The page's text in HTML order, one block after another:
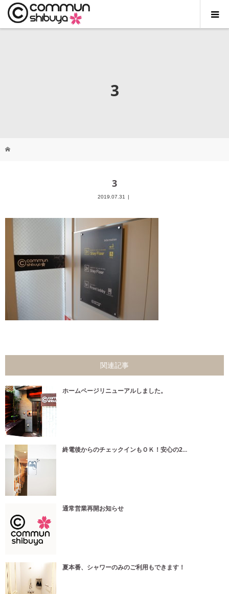
3
3
2019.07.31
関連記事
ホームページリニューアルしました。
終電後からのチェックインもＯＫ！安心の2...
通常営業再開お知らせ
夏本番、シャワーのみのご利用もできます！